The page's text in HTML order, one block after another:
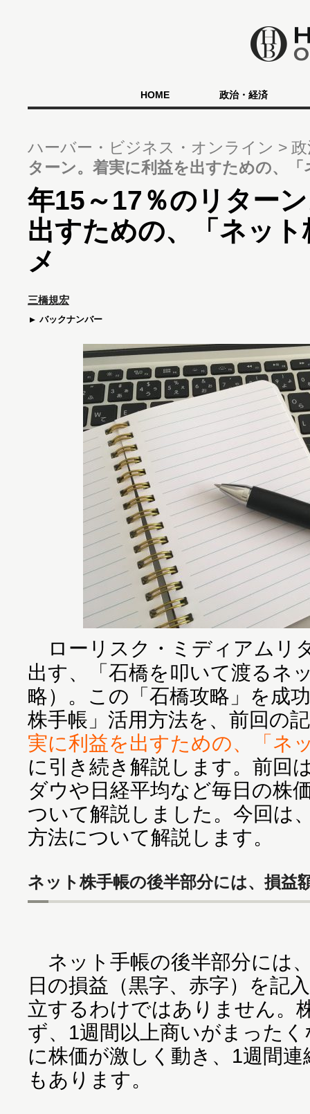
HOME 政治・経済
ハーバー・ビジネス・オンライン
ターン。着実に利益を出すための、
年15～17％のリター
出すための、「ネッ
メ
三橋規宏
バックナンバー
ローリスク・ミディアムリ
出す、「石橋を叩いて渡るネ
略）。この「石橋攻略」を成
株手帳」活用方法を、前回の
実に利益を出すための、「ネ
に引き続き解説します。前回
ダウや日経平均など毎日の株
ついて解説しました。今回は
方法について解説します。
ネット株手帳の後半部分には、損益
ネット手帳の後半部分には
日の損益（黒字、赤字）を記
立するわけではありません。
ず、1週間以上商いがまった
に株価が激しく動き、1週間
もあります。